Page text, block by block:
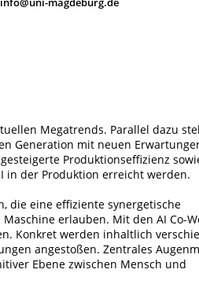
Megatrends. Parallel dazu
Generation mit neuen
Produktionseffizienz
in der Produktion erreicht werden.
die eine effiziente synergetische
erlauben. Mit den AI Co-
Konkret werden inhaltlich
angestoßen. Zentrales
Ebene zwischen Mensch und